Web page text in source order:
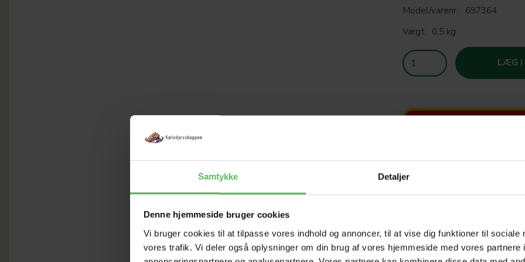
Samtykke Detaljer
Denne hjemmeside bruger cookies
Vi bruger cookies til at tilpasse vores indhold og annoncer, til at vise dig funktioner til sociale
vores trafik. Vi deler også oplysninger om din brug af vores hjemmeside med vores partnere
Model/varenr.: 697364
Vægt: 0,5 kg
LÆG I
HELE